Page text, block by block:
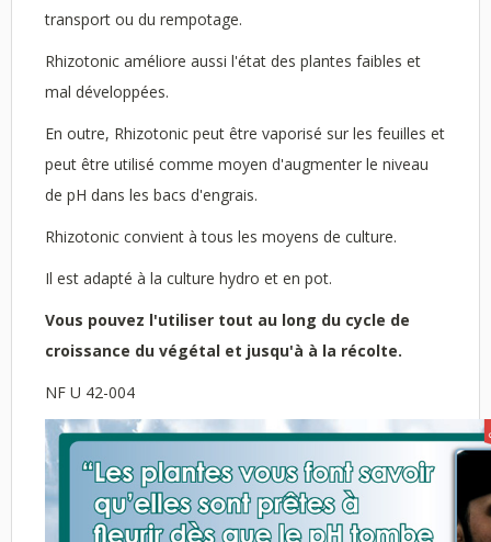
transport ou du rempotage.
Rhizotonic améliore aussi l'état des plantes faibles et
mal développées.
En outre, Rhizotonic peut être vaporisé sur les feuilles et
peut être utilisé comme moyen d'augmenter le niveau
de pH dans les bacs d'engrais.
Rhizotonic convient à tous les moyens de culture.
Il est adapté à la culture hydro et en pot.
Vous pouvez l'utiliser tout au long du cycle de
croissance du végétal et jusqu'à à la récolte.
NF U 42-004